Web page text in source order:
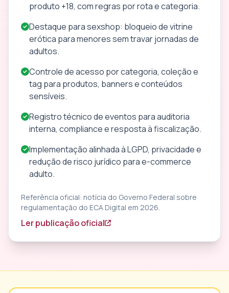
produto +18, com regras por rota e categoria.
Destaque para sexshop: bloqueio de vitrine
erótica para menores sem travar jornadas de
adultos.
Controle de acesso por categoria, coleção e
tag para produtos, banners e conteúdos
sensíveis.
Registro técnico de eventos para auditoria
interna, compliance e resposta à fiscalização.
Implementação alinhada à LGPD, privacidade e
redução de risco jurídico para e-commerce
adulto.
Referência oficial: notícia do Governo Federal sobre
regulamentação do ECA Digital em 2026.
Ler publicação oficial